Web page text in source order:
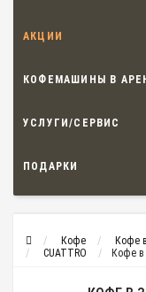
АКЦИИ
КОФЕМАШИНЫ В
УСЛУГИ/СЕРВИС
ПОДАРКИ
Кофе
Кофе
CUATTRO
Кофе в